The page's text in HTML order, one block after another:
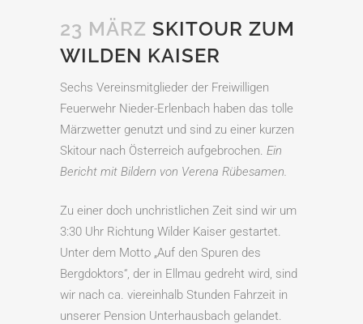
23 MÄRZ SKITOUR ZUM
WILDEN KAISER
Sechs Vereinsmitglieder der Freiwilligen
Feuerwehr Nieder-Erlenbach haben das tolle
Märzwetter genutzt und sind zu einer kurzen
Skitour nach Österreich aufgebrochen. Ein
Bericht mit Bildern von Verena Rübesamen.
Zu einer doch unchristlichen Zeit sind wir um
3:30 Uhr Richtung Wilder Kaiser gestartet.
Unter dem Motto „Auf den Spuren des
Bergdoktors“, der in Ellmau gedreht wird, sind
wir nach ca. viereinhalb Stunden Fahrzeit in
unserer Pension Unterhausbach gelandet.